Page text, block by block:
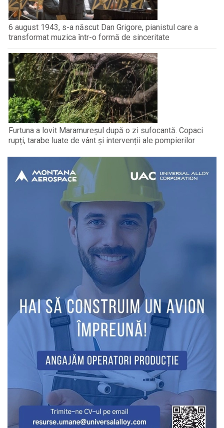
6 august 1943, s-a născut Dan Grigore, pianistul care a
transformat muzica într-o formă de sinceritate
Furtuna a lovit Maramureșul după o zi sufocantă. Copaci
rupți, tarabe luate de vânt și intervenții ale pompierilor